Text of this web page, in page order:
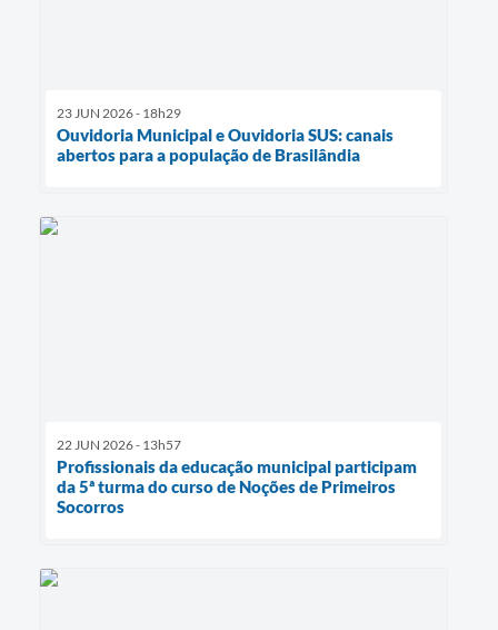
23 JUN 2026 - 18h29
Ouvidoria Municipal e Ouvidoria SUS: canais
abertos para a população de Brasilândia
22 JUN 2026 - 13h57
Profissionais da educação municipal participam
da 5ª turma do curso de Noções de Primeiros
Socorros